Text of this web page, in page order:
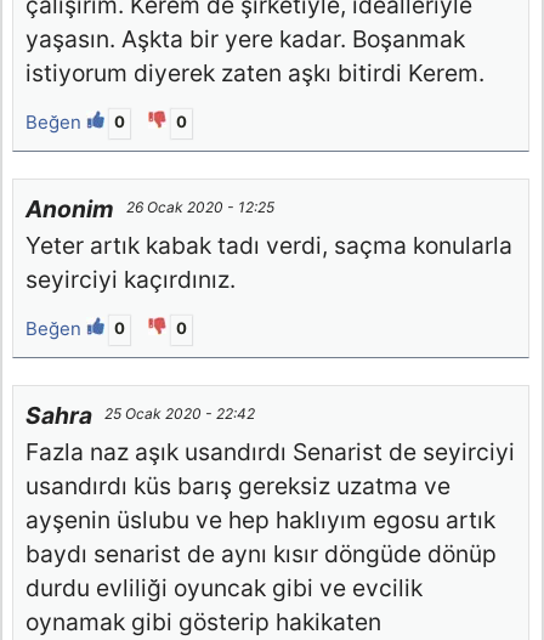
yaşasın. Aşkta bir yere kadar. Boşanmak
istiyorum diyerek zaten aşkı bitirdi Kerem.
Beğen 0 0
Anonim 26 Ocak 2020 - 12:25
Yeter artık kabak tadı verdi, saçma konularla
seyirciyi kaçırdınız.
Beğen 0 0
Sahra 25 Ocak 2020 - 22:42
Fazla naz aşık usandırdı Senarist de seyirciyi
usandırdı küs barış gereksiz uzatma ve
ayşenin üslubu ve hep haklıyım egosu artık
baydı senarist de aynı kısır döngüde dönüp
durdu evliliği oyuncak gibi ve evcilik
oynamak gibi gösterip hakikaten